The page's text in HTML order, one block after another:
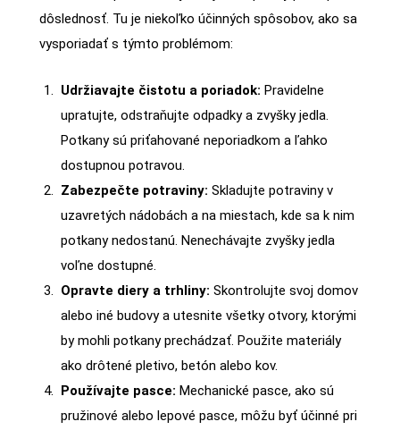
dôslednosť. Tu je niekoľko účinných spôsobov, ako sa
vysporiadať s týmto problémom:
Udržiavajte čistotu a poriadok: Pravidelne
upratujte, odstraňujte odpadky a zvyšky jedla.
Potkany sú priťahované neporiadkom a ľahko
dostupnou potravou.
Zabezpečte potraviny: Skladujte potraviny v
uzavretých nádobách a na miestach, kde sa k nim
potkany nedostanú. Nenechávajte zvyšky jedla
voľne dostupné.
Opravte diery a trhliny: Skontrolujte svoj domov
alebo iné budovy a utesnite všetky otvory, ktorými
by mohli potkany prechádzať. Použite materiály
ako drôtené pletivo, betón alebo kov.
Používajte pasce: Mechanické pasce, ako sú
pružinové alebo lepové pasce, môžu byť účinné pri